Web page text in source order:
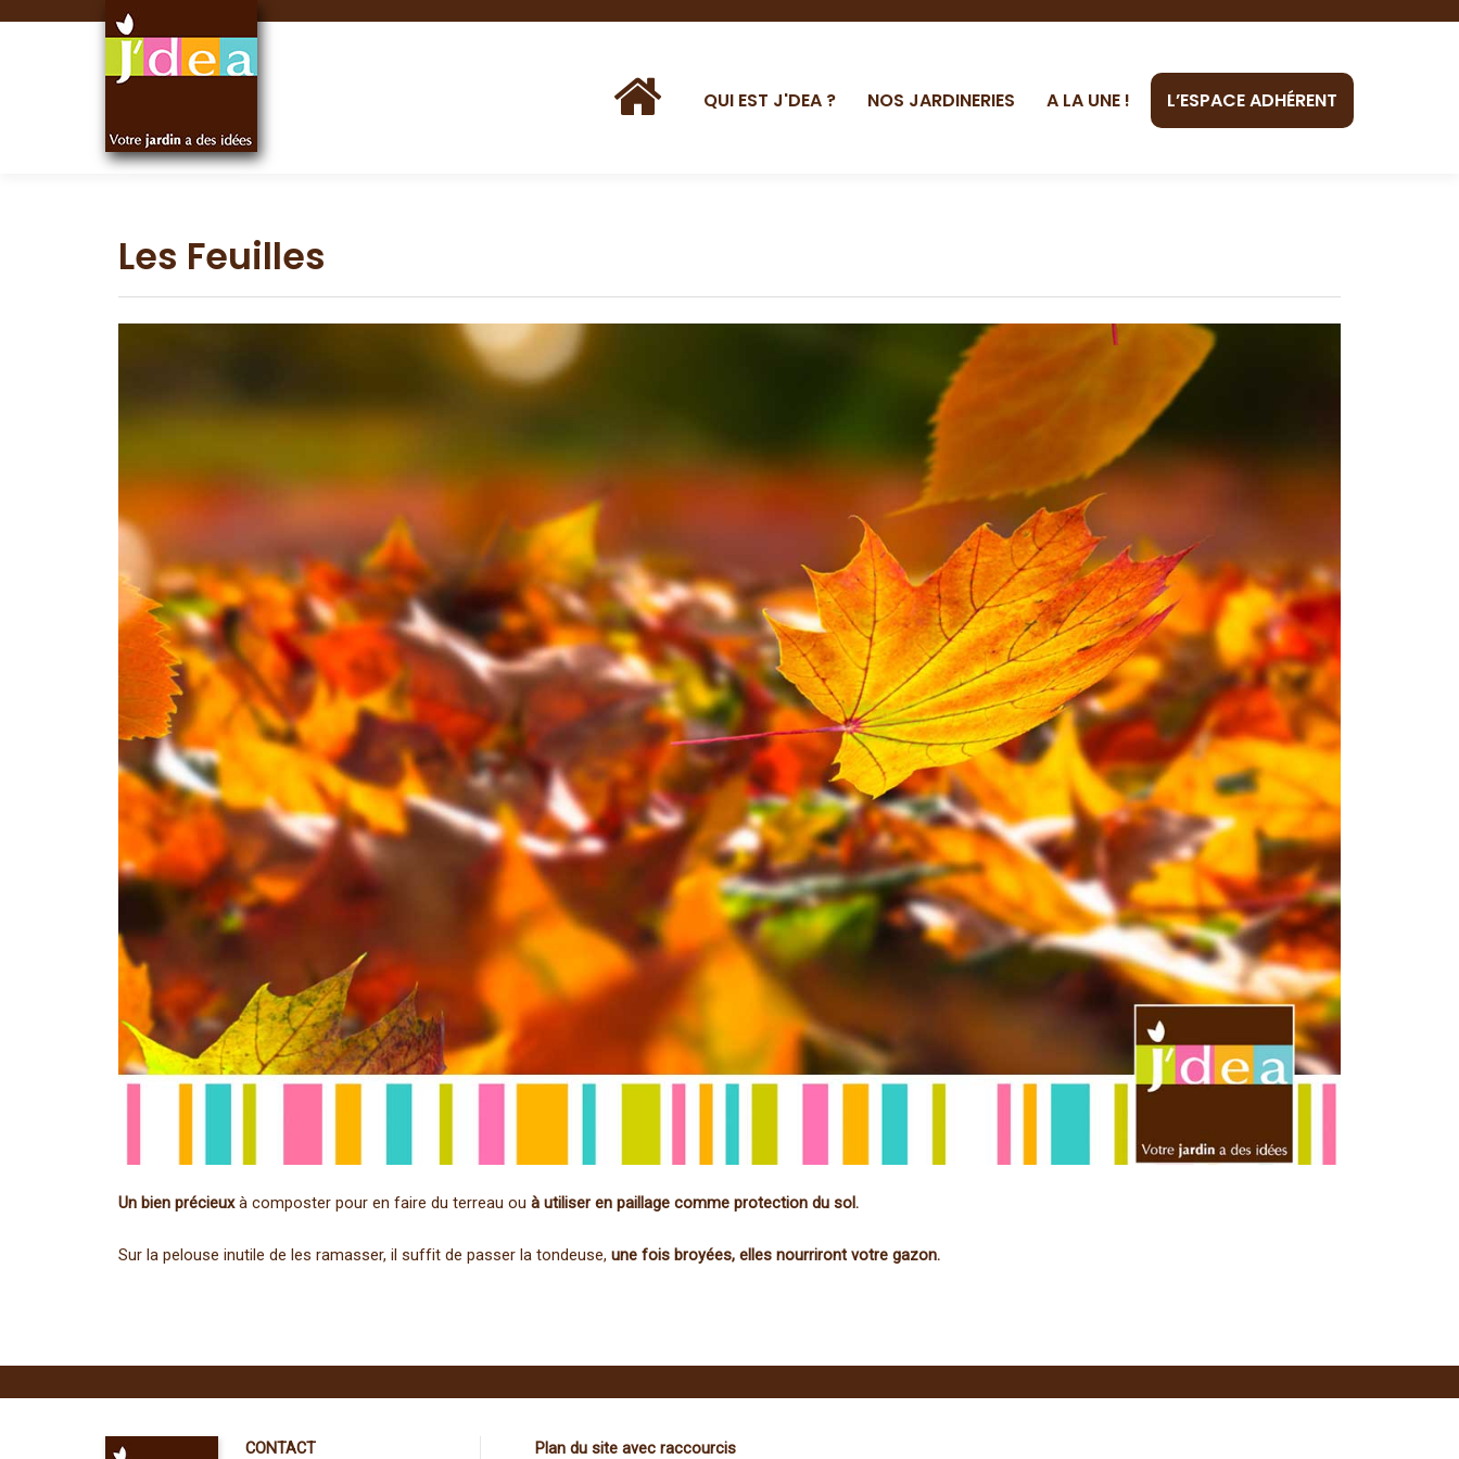
Panneau de gestion des cookies
QUI EST J'DEA ? NOS JARDINERIES A LA UNE ! L’ESPACE ADHÉRENT
Les Feuilles
Un bien précieuxà composter pour en faire du terreau ou à utiliser en paillage comme protection du sol.
Sur la pelouse inutile de les ramasser, il suffit de passer la tondeuse, une fois broyées, elles nourriront votre gazon.
CONTACT Plan du site avec raccourcis